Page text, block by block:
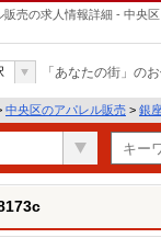
売の求人情報詳細 - 中央
「あなたの街」の
中央区のアパレル販売 > 銀